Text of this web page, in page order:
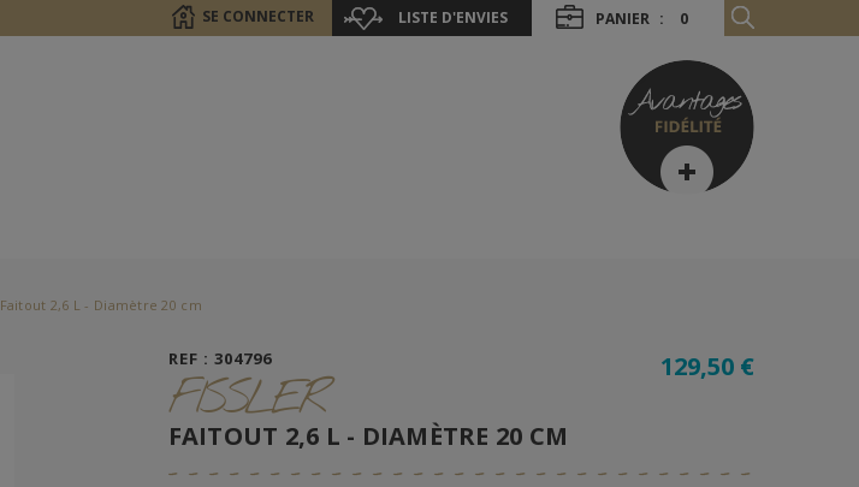
SE CONNECTER LISTE D'ENVIES PANIER : 0
Faitout 2,6 L - Diamètre 20 cm
REF : 304796
FISSLER
FAITOUT 2,6 L - DIAMÈTRE 20 CM
129,50 €